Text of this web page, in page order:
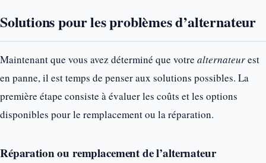
Solutions pour les problèmes d’alternateur
Maintenant que vous avez déterminé que votre alternateurest
en panne, il est temps de penser aux solutions possibles. La
première étape consiste à évaluer les coûts et les options
disponibles pour le remplacement ou la réparation.
Réparation ou remplacement de l’alternateur